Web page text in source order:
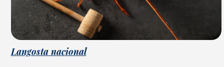
Langosta nacional